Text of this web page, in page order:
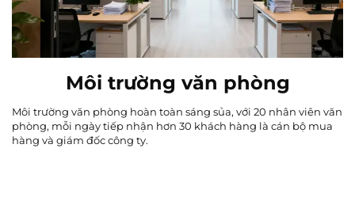
Môi trường văn phòng
Môi trường văn phòng hoàn toàn sáng sủa, với 20 nhân viên văn
phòng, mỗi ngày tiếp nhận hơn 30 khách hàng là cán bộ mua
hàng và giám đốc công ty.